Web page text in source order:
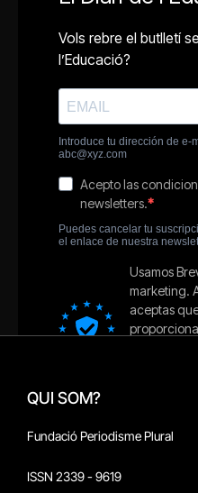
QUI SOM?
Fundació Periodisme Plural
ISSN 2339 - 9619